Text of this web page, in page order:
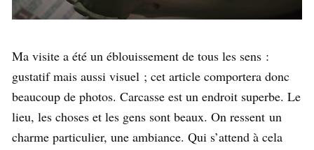
Ma visite a été un éblouissement de tous les sens :
gustatif mais aussi visuel ; cet article comportera donc
beaucoup de photos. Carcasse est un endroit superbe. Le
lieu, les choses et les gens sont beaux. On ressent un
charme particulier, une ambiance. Qui s’attend à cela